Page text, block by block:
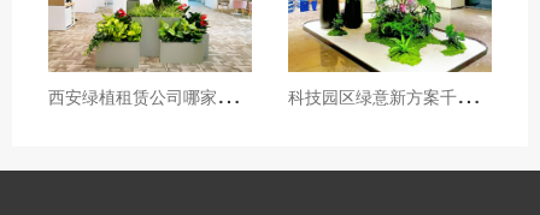
西
安绿植租赁公司哪家好，西安千百卉用绿植为高新软件园打造绿色办公 科
技园区绿意新方案千百卉精准服务西安软件园